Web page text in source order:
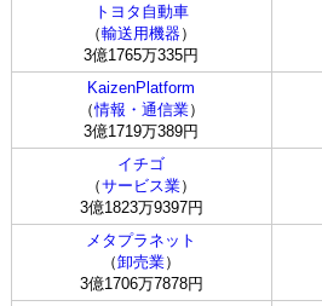
トヨタ自動車
（輸送用機器）
3億1765万335円
KaizenPlatform
（情報・通信業）
3億1719万389円
イチゴ
（サービス業）
3億1823万9397円
メタプラネット
（卸売業）
3億1706万7878円